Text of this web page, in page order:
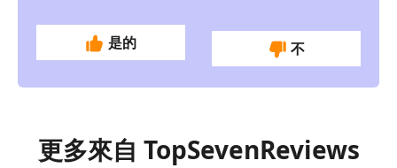
是的 不
更多來自 TopSevenReviews